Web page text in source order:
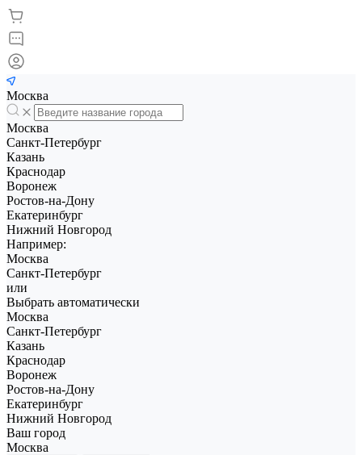
Москва
Москва
Санкт-Петербург
Казань
Краснодар
Воронеж
Ростов-на-Дону
Екатеринбург
Нижний Новгород
Например:
Москва
Санкт-Петербург
или
Выбрать автоматически
Москва
Санкт-Петербург
Казань
Краснодар
Воронеж
Ростов-на-Дону
Екатеринбург
Нижний Новгород
Ваш город
Москва